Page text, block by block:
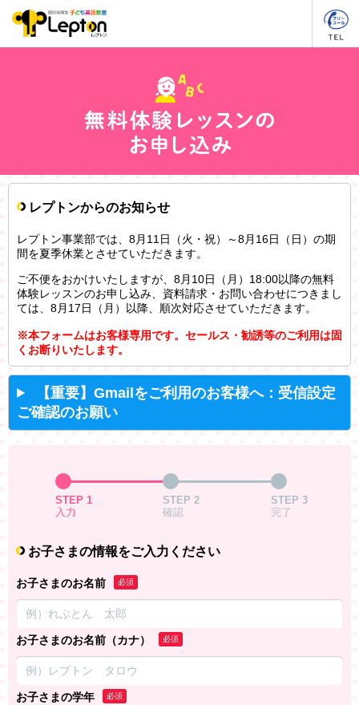
レプトンからのお知らせ
レプトン事業部では、8月11日（火・祝）～8月16日（日）の期
間を夏季休業とさせていただきます。
ご不便をおかけいたしますが、8月10日（月）18:00以降の無料
体験レッスンのお申し込み、資料請求・お問い合わせにつきまし
ては、8月17日（月）以降、順次対応させていただきます。
※本フォームはお客様専用です。セールス・勧誘等のご利用は固
くお断りいたします。
【重要】Gmailをご利用のお客様へ：受信設定
ご確認のお願い
STEP 1
入力
STEP 2
確認
STEP 3
完了
お子さまの情報をご入力ください
お子さまのお名前 必須
お子さまのお名前（カナ） 必須
お子さまの学年 必須